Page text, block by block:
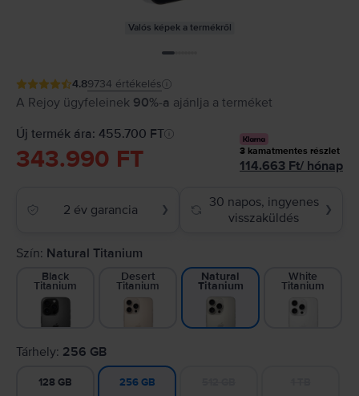
Valós képek a termékről
4.89734 értékelés
A Rejoy ügyfeleinek 90%-a ajánlja a terméket
Új termék ára: 455.700 FT
343.990 FT 3 kamatmentes részlet
114.663 Ft/ hónap
2 év garancia ❯
30 napos, ingyenes
visszaküldés
❯
Szín: Natural Titanium
Black
Titanium
Desert
Titanium
Natural
Titanium
White
Titanium
Tárhely: 256 GB
128 GB 256 GB